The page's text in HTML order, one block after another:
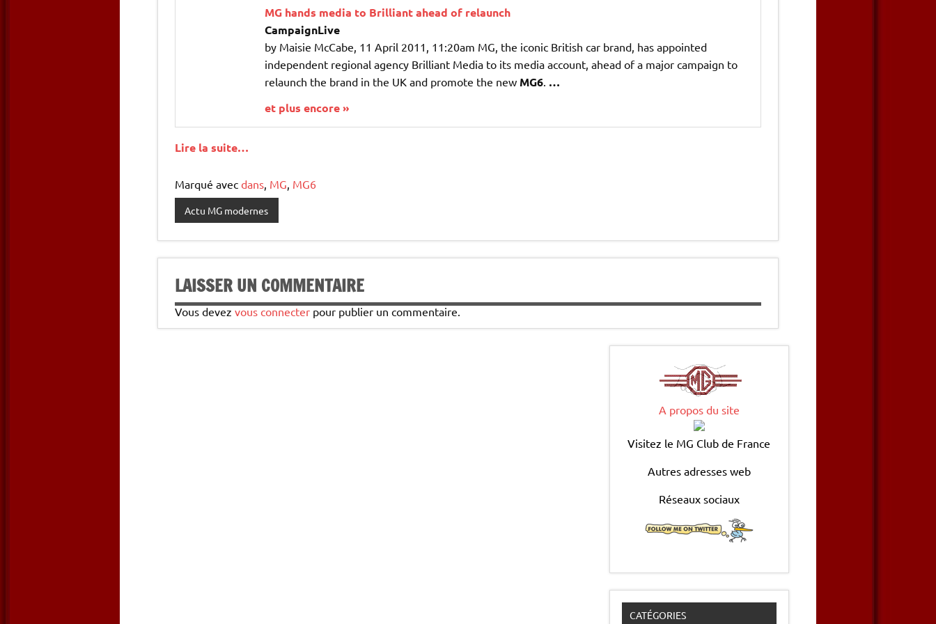
MG hands media to Brilliant ahead of relaunch
CampaignLive
by Maisie McCabe, 11 April 2011, 11:20am MG, the iconic British car brand, has appointed
independent regional agency Brilliant Media to its media account, ahead of a major campaign to
relaunch the brand in the UK and promote the new MG6. …
et plus encore »
Lire la suite…
Marqué avec dans, MG, MG6
Actu MG modernes
LAISSER UN COMMENTAIRE
Vous devez vous connecter pour publier un commentaire.
A propos du site
Visitez le MG Club de France
Autres adresses web
Réseaux sociaux
CATÉGORIES